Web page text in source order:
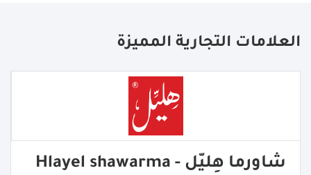
العلامات التجارية المميزة
شاورما هِليّل - Hlayel shawarma